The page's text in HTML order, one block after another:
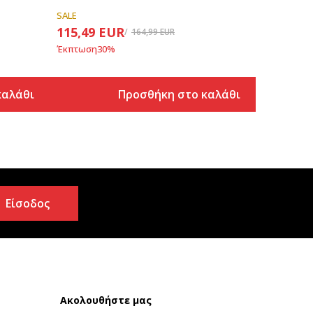
SALE
115,49 EUR 164,99EUR
Έκπτωση30%
Προσθήκη στο καλάθι
Είσοδος
Ακολουθήστε μας